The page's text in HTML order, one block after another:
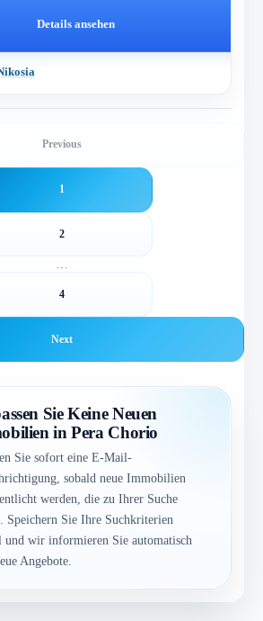
Details ansehen
Previous
1
2
…
4
Next
Sie Keine Neuen
in Pera Chorio
Sie sofort eine E-Mail-
sobald neue Immobilien
werden, die zu Ihrer Suche
Speichern Sie Ihre Suchkriterien
und wir informieren Sie automatisch
Angebote.